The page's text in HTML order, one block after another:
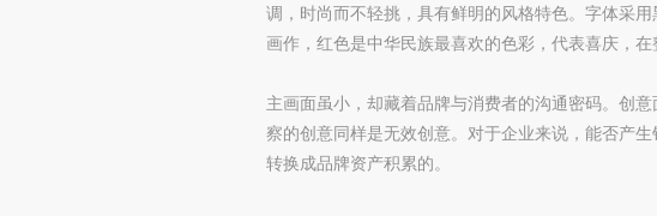
调，时尚而不轻挑，具有鲜明的风格特色。字体采
画作，红色是中华民族最喜欢的色彩，代表喜庆，
主画面虽小，却藏着品牌与消费者的沟通密码。创
察的创意同样是无效创意。对于企业来说，能否产
转换成品牌资产积累的。